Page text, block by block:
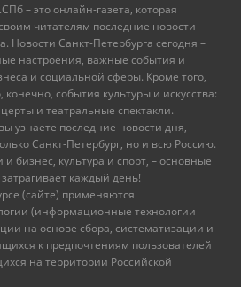
– это онлайн-газета, которая
читателям последние новости
Новости Санкт-Петербурга сегодня –
настроения, важные события и
и социальной сферы. Кроме того,
конечно, события культуры и искусства:
и театральные спектакли.
узнаете последние новости дня,
Санкт-Петербург, но и всю Россию.
бизнес, культура и спорт, – основные
каждый день!
(сайте) применяются
(информационные технологии
на основе сбора, систематизации и
к предпочтениям пользователей
на территории Российской